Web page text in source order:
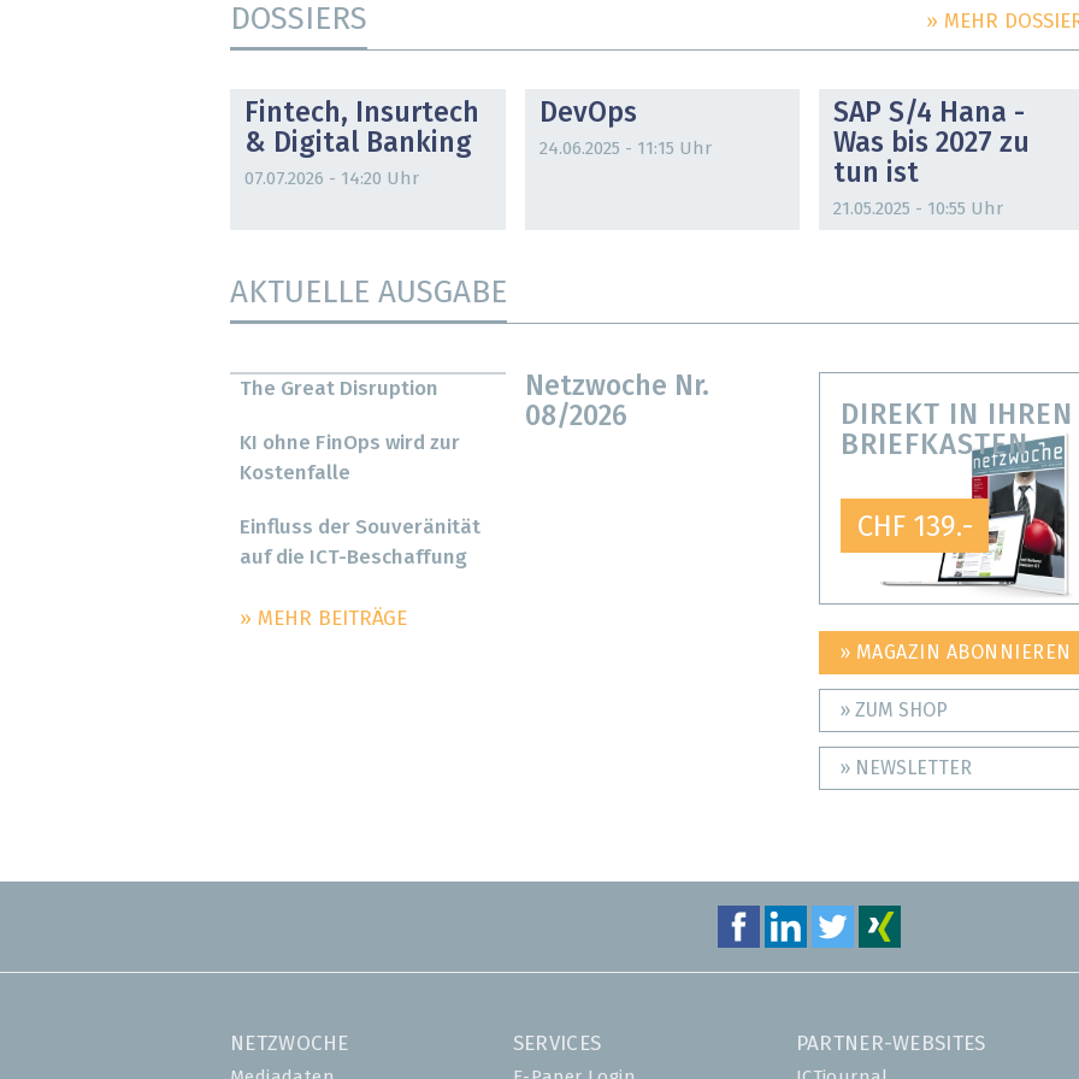
DOSSIERS » MEHR
Fintech, Insurtech
& Digital Banking
07.07.2026 - 14:20 Uhr
DevOps
24.06.2025 - 11:15 Uhr
SAP S/4 Hana -
Was bis 2027 zu
tun ist
21.05.2025 - 10:55 Uhr
AKTUELLE AUSGABE
Netzwoche Nr.
08/2026
The Great Disruption
KI ohne FinOps wird zur
Kostenfalle
Einfluss der Souveränität
auf die ICT-Beschaffung
» MEHR BEITRÄGE
DIREKT IN IHREN
BRIEFKASTEN
CHF 139.-
» MAGAZIN ABONNIEREN
» ZUM SHOP
» NEWSLETTER
NETZWOCHE SERVICES PARTNER-WEBSITES